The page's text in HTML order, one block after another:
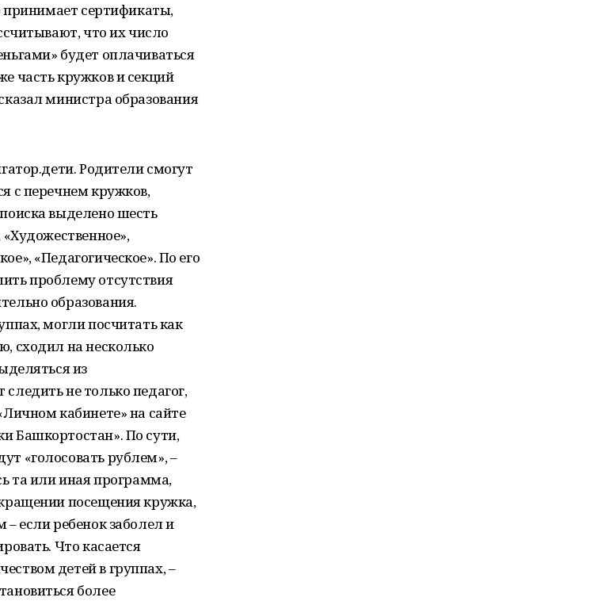
принимает сертификаты,
что их число
будет оплачиваться
часть кружков и секций
министра образования
Родители смогут
с перечнем кружков,
выделено шесть
«Педагогическое». По его
проблему отсутствия
образования.
могли посчитать как
сходил на несколько
из
не только педагог,
кабинете» на сайте
Башкортостан». По сути,
«голосовать рублем», –
та или иная программа,
посещения кружка,
если ребенок заболел и
Что касается
детей в группах, –
более